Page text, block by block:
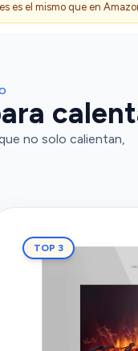
es el mismo que en
no solo calientan,
TOP 3